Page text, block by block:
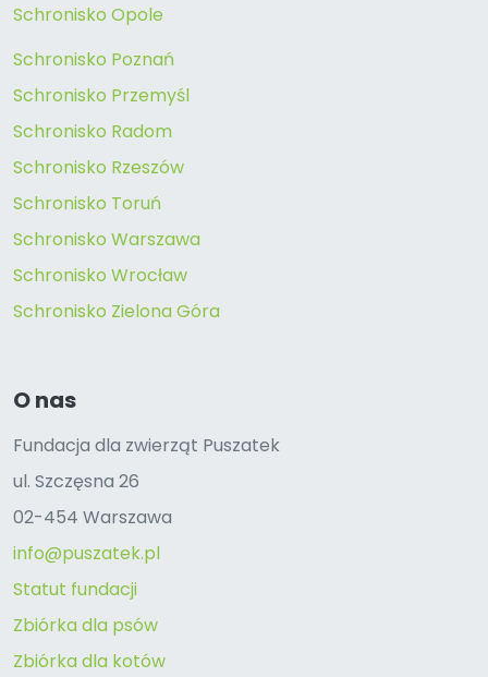
Schronisko Opole
Schronisko Poznań
Schronisko Przemyśl
Schronisko Radom
Schronisko Rzeszów
Schronisko Toruń
Schronisko Warszawa
Schronisko Wrocław
Schronisko Zielona Góra
O nas
Fundacja dla zwierząt Puszatek
ul. Szczęsna 26
02-454 Warszawa
info@puszatek.pl
Statut fundacji
Zbiórka dla psów
Zbiórka dla kotów